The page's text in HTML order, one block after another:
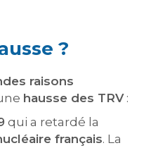
?
raisons
hausse des TRV:
qui a retardé la
français. La